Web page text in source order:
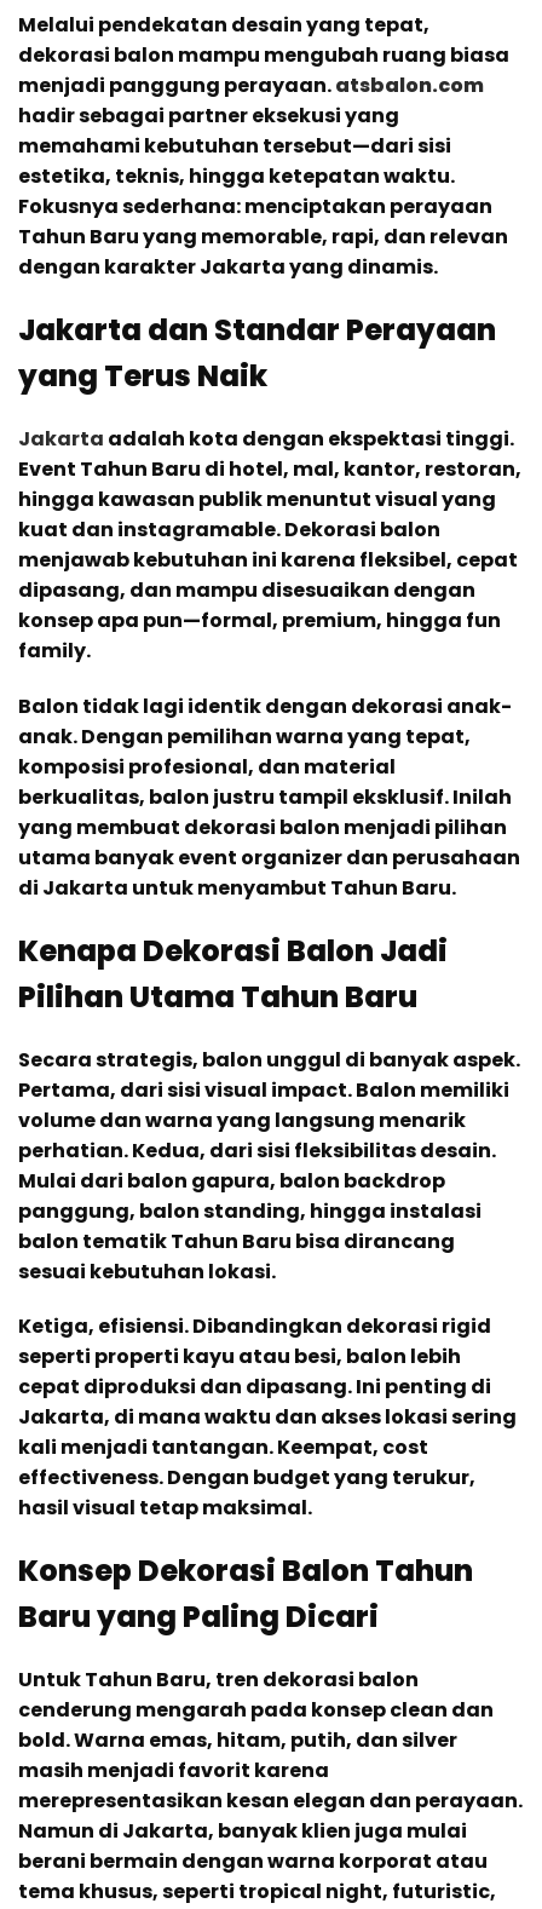
Melalui pendekatan desain yang tepat,
dekorasi balon mampu mengubah ruang biasa
menjadi panggung perayaan.atsbalon.com
hadir sebagai partner eksekusi yang
memahami kebutuhan tersebut—dari sisi
estetika, teknis, hingga ketepatan waktu.
Fokusnya sederhana: menciptakan perayaan
Tahun Baru yang memorable, rapi, dan relevan
dengan karakter Jakarta yang dinamis.
Jakarta dan Standar Perayaan
yang Terus Naik
Jakarta adalah kota dengan ekspektasi tinggi.
Event Tahun Baru di hotel, mal, kantor, restoran,
hingga kawasan publik menuntut visual yang
kuat dan instagramable. Dekorasi balon
menjawab kebutuhan ini karena fleksibel, cepat
dipasang, dan mampu disesuaikan dengan
konsep apa pun—formal, premium, hingga fun
family.
Balon tidak lagi identik dengan dekorasi anak-
anak. Dengan pemilihan warna yang tepat,
komposisi profesional, dan material
berkualitas, balon justru tampil eksklusif. Inilah
yang membuat dekorasi balon menjadi pilihan
utama banyak event organizer dan perusahaan
di Jakarta untuk menyambut Tahun Baru.
Kenapa Dekorasi Balon Jadi
Pilihan Utama Tahun Baru
Secara strategis, balon unggul di banyak aspek.
Pertama, dari sisi visual impact. Balon memiliki
volume dan warna yang langsung menarik
perhatian. Kedua, dari sisi fleksibilitas desain.
Mulai dari balon gapura, balon backdrop
panggung, balon standing, hingga instalasi
balon tematik Tahun Baru bisa dirancang
sesuai kebutuhan lokasi.
Ketiga, efisiensi. Dibandingkan dekorasi rigid
seperti properti kayu atau besi, balon lebih
cepat diproduksi dan dipasang. Ini penting di
Jakarta, di mana waktu dan akses lokasi sering
kali menjadi tantangan. Keempat, cost
effectiveness. Dengan budget yang terukur,
hasil visual tetap maksimal.
Konsep Dekorasi Balon Tahun
Baru yang Paling Dicari
Untuk Tahun Baru, tren dekorasi balon
cenderung mengarah pada konsep clean dan
bold. Warna emas, hitam, putih, dan silver
masih menjadi favorit karena
merepresentasikan kesan elegan dan perayaan.
Namun di Jakarta, banyak klien juga mulai
berani bermain dengan warna korporat atau
tema khusus, seperti tropical night, futuristic,